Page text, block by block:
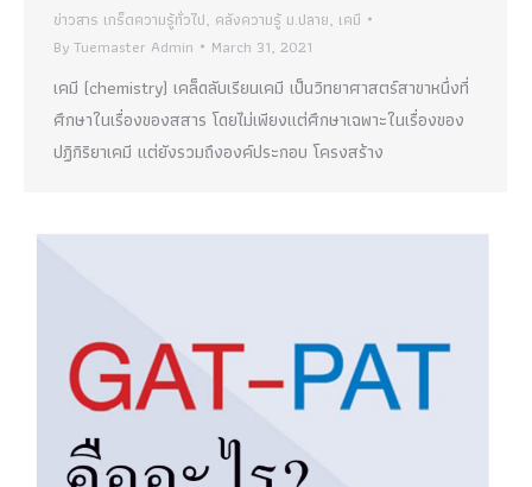
ข่าวสาร เกร็ดความรู้ทั่วไป, คลังความรู้ ม.ปลาย, เคมี
ByTuemaster Admin March 31, 2021
เคมี (chemistry) เคล็ดลับเรียนเคมี เป็นวิทยาศาสตร์สาขาหนึ่งที่
ศึกษาในเรื่องของสสาร โดยไม่เพียงแต่ศึกษาเฉพาะในเรื่องของ
ปฏิกิริยาเคมี แต่ยังรวมถึงองค์ประกอบ โครงสร้าง